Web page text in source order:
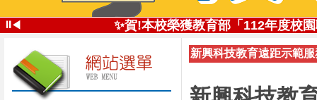
⏸◀
✨投高技職尚勇!✨113學年全國
✨賀!本校榮獲教育部「112年度校
投高技職讚!113年南投高中
✨五星好評 投高技職✨112學年全
自造實驗室受
新興科技教育遠距示範